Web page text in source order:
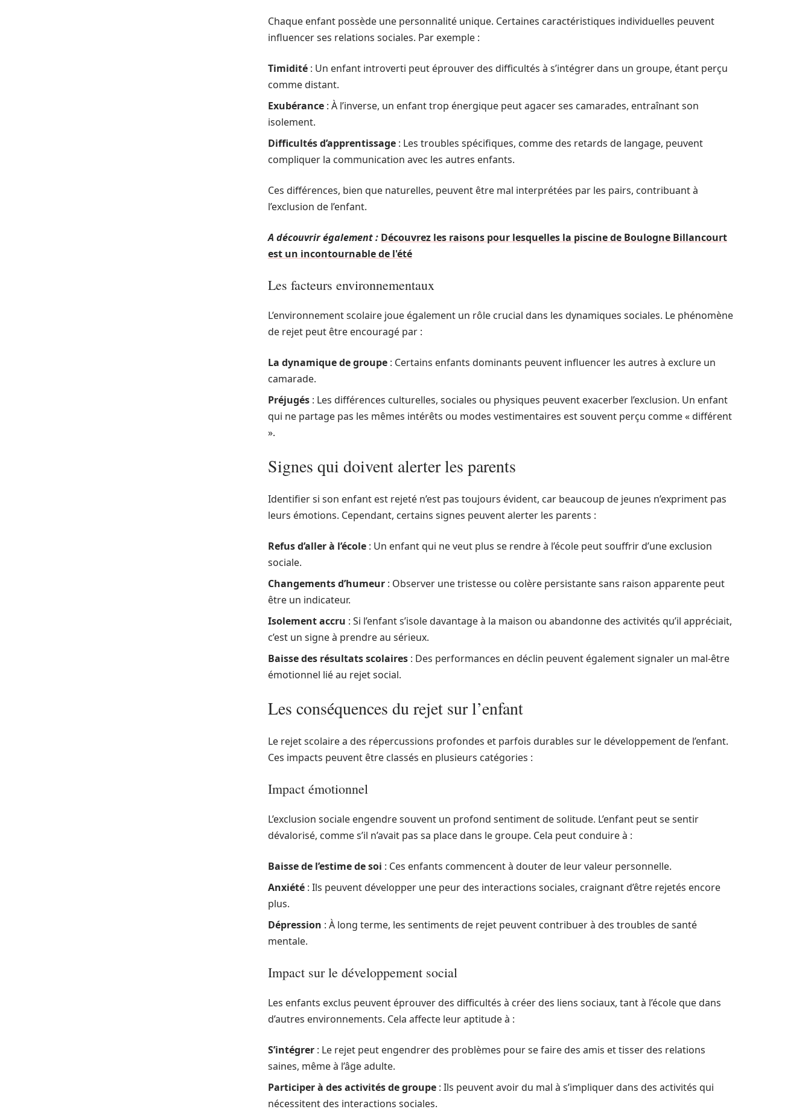
Chaque enfant possède une personnalité unique. Certaines caractéristiques individuelles peuvent
influencer ses relations sociales. Par exemple :
Timidité : Un enfant introverti peut éprouver des difficultés à s’intégrer dans un groupe, étant perçu
comme distant.
Exubérance : À l’inverse, un enfant trop énergique peut agacer ses camarades, entraînant son
isolement.
Difficultés d’apprentissage : Les troubles spécifiques, comme des retards de langage, peuvent
compliquer la communication avec les autres enfants.
Ces différences, bien que naturelles, peuvent être mal interprétées par les pairs, contribuant à
l’exclusion de l’enfant.
A découvrir également : Découvrez les raisons pour lesquelles la piscine de Boulogne Billancourt
est un incontournable de l'été
Les facteurs environnementaux
L’environnement scolaire joue également un rôle crucial dans les dynamiques sociales. Le phénomène
de rejet peut être encouragé par :
La dynamique de groupe : Certains enfants dominants peuvent influencer les autres à exclure un
camarade.
Préjugés : Les différences culturelles, sociales ou physiques peuvent exacerber l’exclusion. Un enfant
qui ne partage pas les mêmes intérêts ou modes vestimentaires est souvent perçu comme « différent
».
Signes qui doivent alerter les parents
Identifier si son enfant est rejeté n’est pas toujours évident, car beaucoup de jeunes n’expriment pas
leurs émotions. Cependant, certains signes peuvent alerter les parents :
Refus d’aller à l’école : Un enfant qui ne veut plus se rendre à l’école peut souffrir d’une exclusion
sociale.
Changements d’humeur : Observer une tristesse ou colère persistante sans raison apparente peut
être un indicateur.
Isolement accru : Si l’enfant s’isole davantage à la maison ou abandonne des activités qu’il appréciait,
c’est un signe à prendre au sérieux.
Baisse des résultats scolaires : Des performances en déclin peuvent également signaler un mal-être
émotionnel lié au rejet social.
Les conséquences du rejet sur l’enfant
Le rejet scolaire a des répercussions profondes et parfois durables sur le développement de l’enfant.
Ces impacts peuvent être classés en plusieurs catégories :
Impact émotionnel
L’exclusion sociale engendre souvent un profond sentiment de solitude. L’enfant peut se sentir
dévalorisé, comme s’il n’avait pas sa place dans le groupe. Cela peut conduire à :
Baisse de l’estime de soi : Ces enfants commencent à douter de leur valeur personnelle.
Anxiété : Ils peuvent développer une peur des interactions sociales, craignant d’être rejetés encore
plus.
Dépression : À long terme, les sentiments de rejet peuvent contribuer à des troubles de santé
mentale.
Impact sur le développement social
Les enfants exclus peuvent éprouver des difficultés à créer des liens sociaux, tant à l’école que dans
d’autres environnements. Cela affecte leur aptitude à :
S’intégrer : Le rejet peut engendrer des problèmes pour se faire des amis et tisser des relations
saines, même à l’âge adulte.
Participer à des activités de groupe : Ils peuvent avoir du mal à s’impliquer dans des activités qui
nécessitent des interactions sociales.